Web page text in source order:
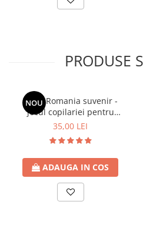
PRODUSE
NOU
X si 0 Romania suvenir -
jocul copilariei pentru
calatorii (Tic Tac Toe)
35,00 LEI
ADAUGA IN COS